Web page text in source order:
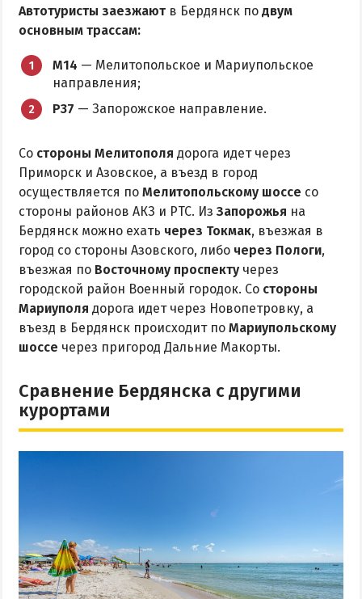
Автотуристы заезжают в Бердянск по двум
основным трассам:
М14 — Мелитопольское и Мариупольское
направления;
Р37 — Запорожское направление.
Со стороны Мелитополя дорога идет через
Приморск и Азовское, а въезд в город
осуществляется по Мелитопольскому шоссе со
стороны районов АКЗ и РТС. Из Запорожья на
Бердянск можно ехать через Токмак, въезжая в
город со стороны Азовского, либо через Пологи,
въезжая по Восточному проспекту через
городской район Военный городок. Со стороны
Мариуполя дорога идет через Новопетровку, а
въезд в Бердянск происходит по Мариупольскому
шоссе через пригород Дальние Макорты.
Сравнение Бердянска с другими
курортами